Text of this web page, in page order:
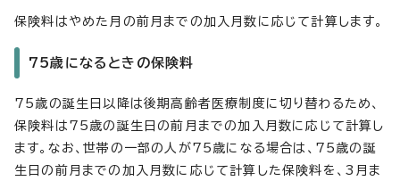
保険料はやめた月の前月までの加入月数に応じて計算します。
75歳になるときの保険料
75歳の誕生日以降は後期高齢者医療制度に切り替わるため、
保険料は75歳の誕生日の前月までの加入月数に応じて計算し
ます。なお、世帯の一部の人が75歳になる場合は、75歳の誕
生日の前月までの加入月数に応じて計算した保険料を、3月ま